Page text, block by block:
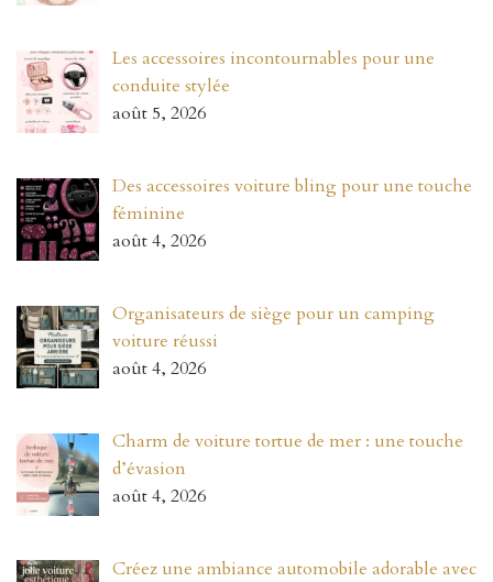
Les accessoires incontournables pour une
conduite stylée
août 5, 2026
Des accessoires voiture bling pour une touche
féminine
août 4, 2026
Organisateurs de siège pour un camping
voiture réussi
août 4, 2026
Charm de voiture tortue de mer : une touche
d’évasion
août 4, 2026
Créez une ambiance automobile adorable avec